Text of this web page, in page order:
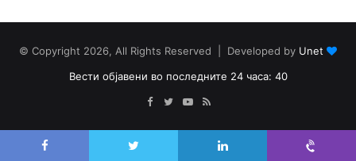
© Copyright 2026, All Rights Reserved | Developed by Unet
Вести објавени во последните 24 часа: 40
Facebook
TwitterYouTube
RSS